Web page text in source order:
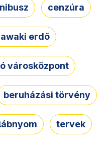
cenzúra
erdő
városközpont
beruházási törvény
tervek